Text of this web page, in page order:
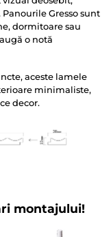
Gresso sunt
dormitoare sau
o notă
aceste lamele
minimaliste,
decor.
montajului!